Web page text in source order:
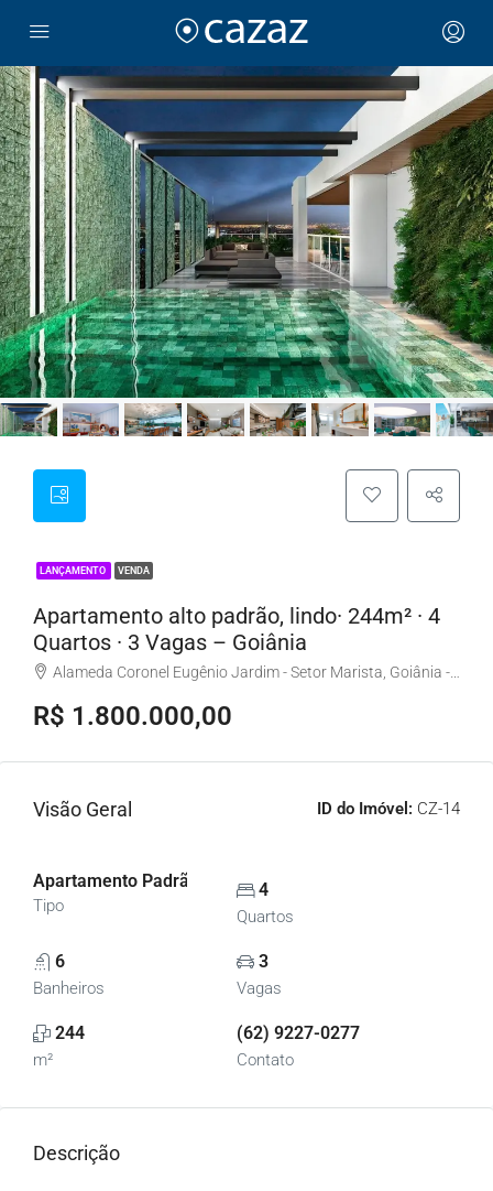
LANÇAMENTO VENDA
Apartamento alto padrão, lindo· 244m² · 4
Quartos · 3 Vagas – Goiânia
Alameda Coronel Eugênio Jardim - Setor Marista, Goiânia - GO, Brasil
R$ 1.800.000,00
Visão Geral ID do Imóvel: CZ-14
Apartamento Padrão, Apartamentos
Tipo
4
Quartos
6
Banheiros
3
Vagas
244
m²
(62) 9227-0277
Contato
Descrição